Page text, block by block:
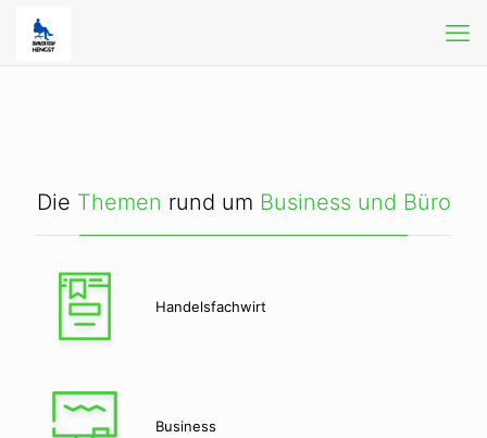
Die Themen rund um Business und Büro
Handelsfachwirt
Business